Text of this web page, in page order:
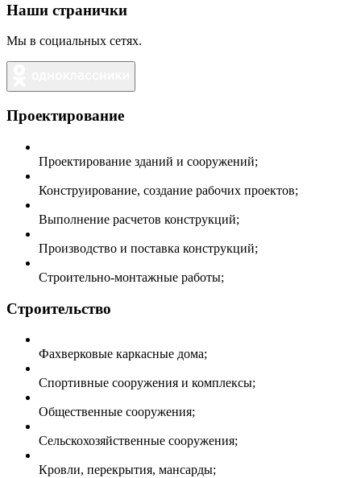
Наши странички
Мы в социальных сетях.
Проектирование
Проектирование зданий и сооружений;
Конструирование, создание рабочих проектов;
Выполнение расчетов конструкций;
Производство и поставка конструкций;
Строительно-монтажные работы;
Строительство
Фахверковые каркасные дома;
Спортивные сооружения и комплексы;
Общественные сооружения;
Сельскохозяйственные сооружения;
Кровли, перекрытия, мансарды;